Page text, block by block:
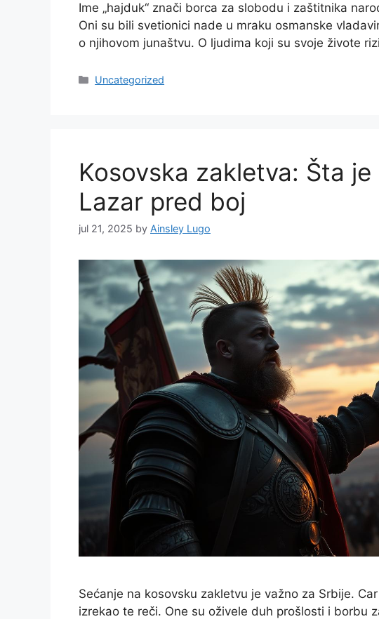
Ime „hajduk“ znači borca za slobodu i zaštitnika
Oni su bili svetionici nade u mraku osmanske
o njihovom junaštvu. O ljudima koji su svoje živote
Categories
Uncategorized
Kosovska zakletva: Šta
Lazar pred boj
jul 21, 2025 by Ainsley Lugo
Sećanje na kosovsku zakletvu je važno za Srbije.
izrekao te reči. One su oživele duh prošlosti i borbu